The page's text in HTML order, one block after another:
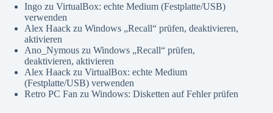
Ingo zu VirtualBox: echte Medium (Festplatte/USB)
verwenden
Alex Haack zu Windows „Recall“ prüfen, deaktivieren,
aktivieren
Ano_Nymous zu Windows „Recall“ prüfen,
deaktivieren, aktivieren
Alex Haack zu VirtualBox: echte Medium
(Festplatte/USB) verwenden
Retro PC Fan zu Windows: Disketten auf Fehler prüfen